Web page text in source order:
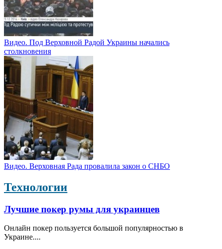
Видео. Под Верховной Радой Украины начались
столкновения
Видео. Верховная Рада провалила закон о СНБО
Технологии
Лучшие покер румы для украинцев
Онлайн покер пользуется большой популярностью в
Украине....